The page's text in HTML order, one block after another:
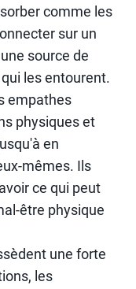
comme les
sur un
source de
les entourent.
empathes
physiques et
en
mêmes. Ils
ce qui peut
être physique
une forte
les